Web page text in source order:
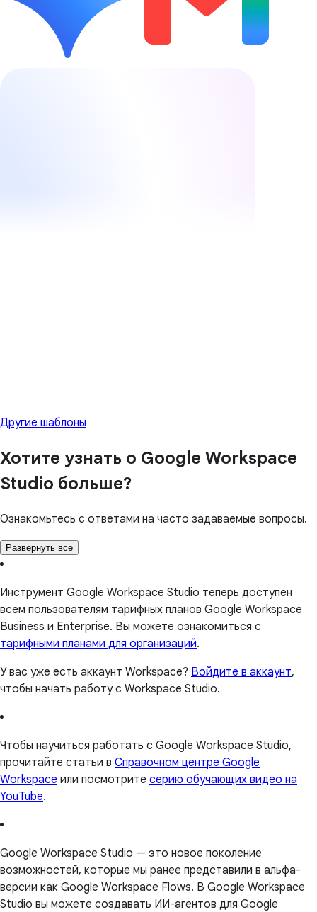
Другие шаблоны
Хотите узнать о Google Workspace
Studio больше?
Ознакомьтесь с ответами на часто задаваемые вопросы.
Развернуть все
Инструмент Google Workspace Studio теперь доступен
всем пользователям тарифных планов Google Workspace
Business и Enterprise. Вы можете ознакомиться с
тарифными планами для организаций.
У вас уже есть аккаунт Workspace? Войдите в аккаунт,
чтобы начать работу с Workspace Studio.
Чтобы научиться работать с Google Workspace Studio,
прочитайте статьи в Справочном центре Google
Workspace или посмотрите серию обучающих видео на
YouTube.
Google Workspace Studio — это новое поколение
возможностей, которые мы ранее представили в альфа-
версии как Google Workspace Flows. В Google Workspace
Studio вы можете создавать ИИ-агентов для Google